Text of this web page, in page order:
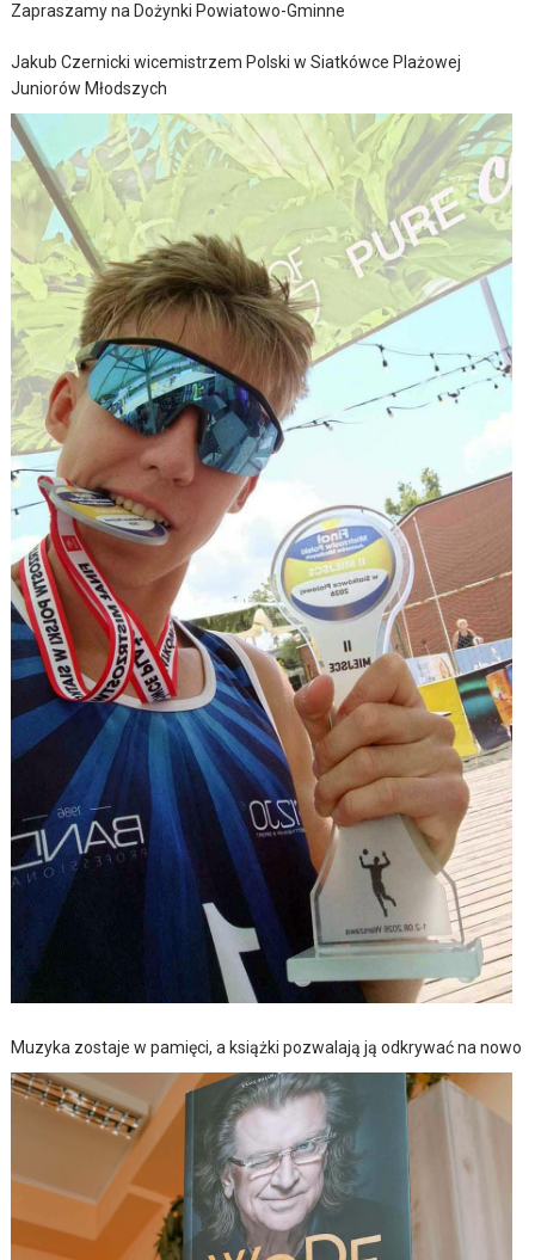
Zapraszamy na Dożynki Powiatowo-Gminne
Jakub Czernicki wicemistrzem Polski w Siatkówce Plażowej
Juniorów Młodszych
Muzyka zostaje w pamięci, a książki pozwalają ją odkrywać na nowo